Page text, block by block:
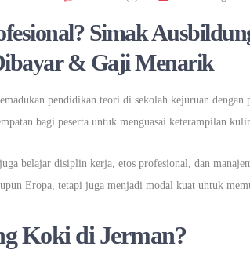
Simak
& Gaji Menarik
pendidikan teori di sekolah kejuruan dengan
bagi peserta untuk menguasai keterampilan
belajar disiplin kerja, etos profesional, dan
Eropa, tetapi juga menjadi modal kuat untuk
Koki di Jerman?